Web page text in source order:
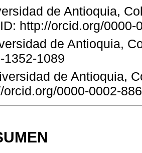
de Antioquia,
http://orcid.org/0000-
de Antioquia,
1352-1089
de Antioquia,
orcid.org/0000-0002-